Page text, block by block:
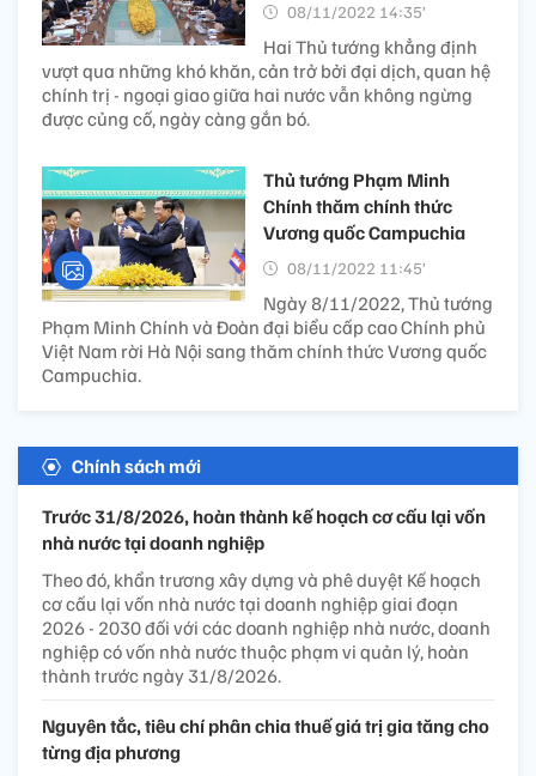
08/11/2022 14:35’
Hai Thủ tướng khẳng định
vượt qua những khó khăn, cản trở bởi đại dịch, quan hệ
chính trị - ngoại giao giữa hai nước vẫn không ngừng
được củng cố, ngày càng gắn bó.
Thủ tướng Phạm Minh
Chính thăm chính thức
Vương quốc Campuchia
08/11/2022 11:45’
Ngày 8/11/2022, Thủ tướng
Phạm Minh Chính và Đoàn đại biểu cấp cao Chính phủ
Việt Nam rời Hà Nội sang thăm chính thức Vương quốc
Campuchia.
Chính sách mới
Trước 31/8/2026, hoàn thành kế hoạch cơ cấu lại vốn
nhà nước tại doanh nghiệp
Theo đó, khẩn trương xây dựng và phê duyệt Kế hoạch
cơ cấu lại vốn nhà nước tại doanh nghiệp giai đoạn
2026 - 2030 đối với các doanh nghiệp nhà nước, doanh
nghiệp có vốn nhà nước thuộc phạm vi quản lý, hoàn
thành trước ngày 31/8/2026.
Nguyên tắc, tiêu chí phân chia thuế giá trị gia tăng cho
từng địa phương